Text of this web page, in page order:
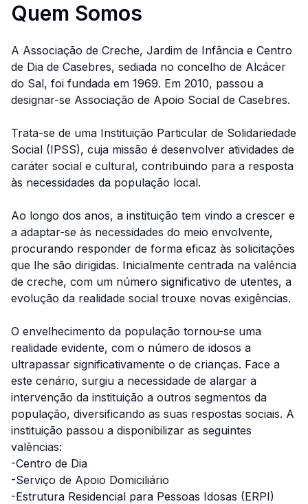
Quem Somos
A Associação de Creche, Jardim de Infância e Centro
de Dia de Casebres, sediada no concelho de Alcácer
do Sal, foi fundada em 1969. Em 2010, passou a
designar-se Associação de Apoio Social de Casebres.
Trata-se de uma Instituição Particular de Solidariedade
Social (IPSS), cuja missão é desenvolver atividades de
caráter social e cultural, contribuindo para a resposta
às necessidades da população local.
Ao longo dos anos, a instituição tem vindo a crescer e
a adaptar-se às necessidades do meio envolvente,
procurando responder de forma eficaz às solicitações
que lhe são dirigidas. Inicialmente centrada na valência
de creche, com um número significativo de utentes, a
evolução da realidade social trouxe novas exigências.
O envelhecimento da população tornou-se uma
realidade evidente, com o número de idosos a
ultrapassar significativamente o de crianças. Face a
este cenário, surgiu a necessidade de alargar a
intervenção da instituição a outros segmentos da
população, diversificando as suas respostas sociais. A
instituição passou a disponibilizar as seguintes
valências:
-Centro de Dia
-Serviço de Apoio Domiciliário
-Estrutura Residencial para Pessoas Idosas (ERPI)